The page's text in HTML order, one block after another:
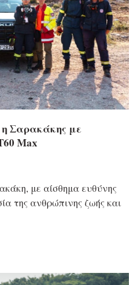
Σαρακάκης με
Max
με αίσθημα ευθύνης
της ανθρώπινης ζωής και